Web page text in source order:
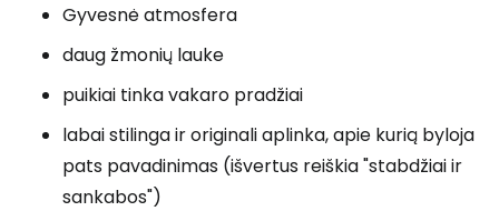
Gyvesnė atmosfera
daug žmonių lauke
puikiai tinka vakaro pradžiai
labai stilinga ir originali aplinka, apie kurią byloja
pats pavadinimas (išvertus reiškia "stabdžiai ir
sankabos")